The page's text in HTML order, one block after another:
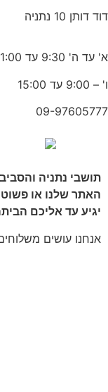
דוד דותן 10 נתניה
א' עד ה' 9:30 עד 21:00
ו' – 9:00 עד 15:00
09-97605777
תושבי נתניה
האתר שלנו או פשוט
יגיע עד אליכם
אנחנו עושים